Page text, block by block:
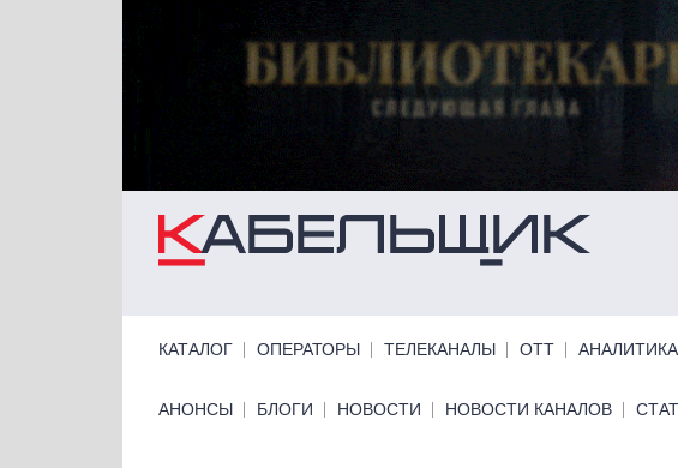
КАТАЛОГ ОПЕРАТОРЫ ТЕЛЕКАНАЛЫ ОТТ АНАЛИТИКА
Primary links bottom
АНОНСЫ БЛОГИ НОВОСТИ НОВОСТИ КАНАЛОВ